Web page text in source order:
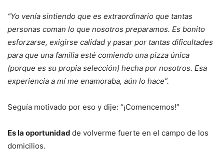
“Yo venía sintiendo que es extraordinario que tantas
personas coman lo que nosotros preparamos. Es bonito
esforzarse, exigirse calidad y pasar por tantas dificultades
para que una familia esté comiendo una pizza única
(porque es su propia selección) hecha por nosotros. Esa
experiencia a mí me enamoraba, aún lo hace”.
Seguía motivado por eso y dije: “¡Comencemos!”
Es la oportunidad de volverme fuerte en el campo de los
domicilios.